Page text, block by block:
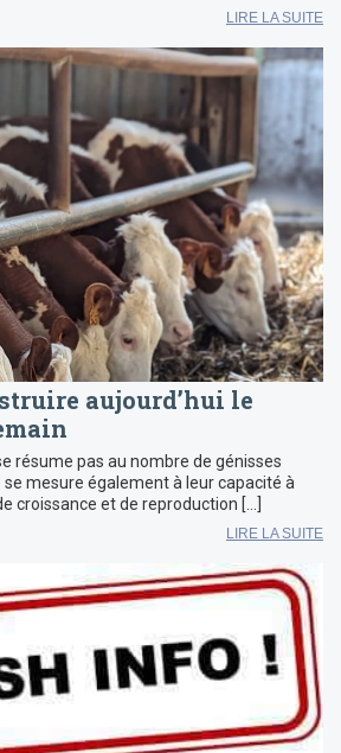
LIRE LA SUITE
aujourd’hui le
résume pas au nombre de génisses
se mesure également à leur capacité à
croissance et de reproduction […]
LIRE LA SUITE